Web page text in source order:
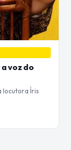
voz do
locutora Íris